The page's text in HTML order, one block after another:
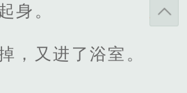
身。
，又进了浴室。